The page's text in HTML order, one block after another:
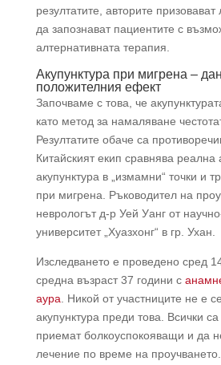
резултатите, авторите
да запознават пациентите с
алтернативната терапия.
Акупунктура при мигрена –
положителния ефект
Започваме с това, че
като метод за намаляване
Резултатите обаче са
Китайският екип сравнява реална
акупунктура в „измамни“ точки и
при мигрена. Ръководител на
неврологът д-р Уей Уанг от
университет „Хуазхонг“ в гр. Ухан.
Изследването е проведено сред
средна възраст 37 години с
аура . Никой от участниците не е
акупунктура преди това. Всички
приемат болкоуспокояващи и да
лечение по време на проучването.